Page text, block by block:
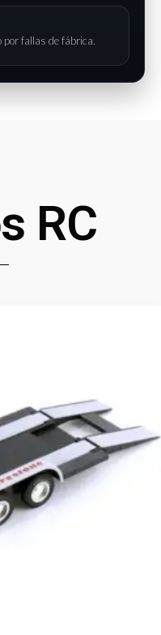
por fallas de fábrica.
RC